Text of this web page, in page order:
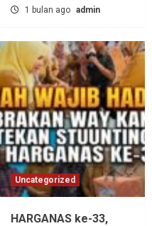
1 bulan ago admin
Uncategorized
HARGANAS ke-33,